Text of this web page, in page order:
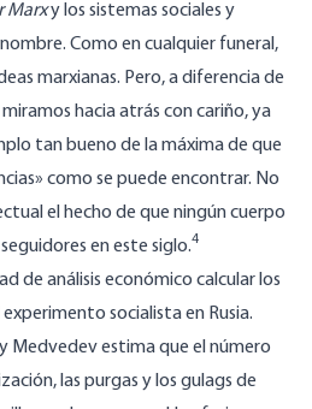
Marxy los sistemas sociales y
Como en cualquier funeral,
marxianas. Pero, a diferencia de
hacia atrás con cariño, ya
tan bueno de la máxima de que
como se puede encontrar. No
el hecho de que ningún cuerpo
en este siglo.4
de análisis económico calcular los
socialista en Rusia.
Medvedev estima que el número
las purgas y los gulags de